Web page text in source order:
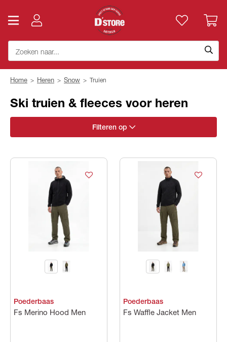
Home > Heren > Snow > Truien
Ski truien & fleeces voor heren
Filteren op
Poederbaas
Fs Merino Hood Men
Poederbaas
Fs Waffle Jacket Men